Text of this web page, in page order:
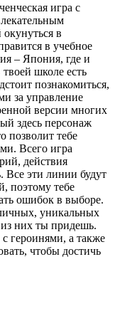
игра с
окунуться в
в учебное
– Япония, где и
школе есть
познакомиться,
за управление
версии многих
здесь персонаж
позволит тебе
Всего игра
действия
Все эти линии будут
поэтому тебе
ошибок в выборе.
уникальных
из них ты придешь.
героинями, а также
чтобы достичь